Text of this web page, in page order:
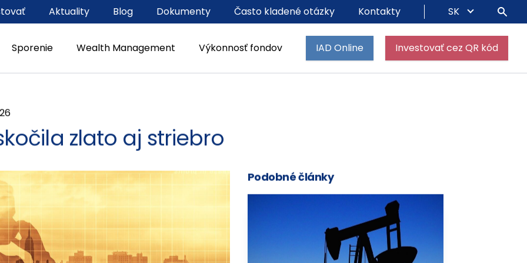
Sporenie Wealth Management Výkonnosť fondov IAD Online Investovať cez QR kód
Aktuality Blog Dokumenty Často kladené otázky Kontakty SK
zlato aj striebro
Podobné články